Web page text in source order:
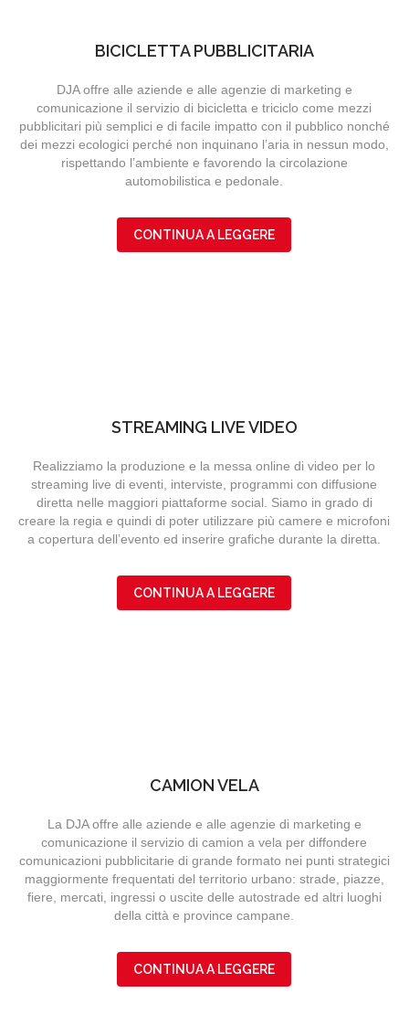
BICICLETTA PUBBLICITARIA
DJA offre alle aziende e alle agenzie di marketing e
comunicazione il servizio di bicicletta e triciclo come mezzi
pubblicitari più semplici e di facile impatto con il pubblico nonché
dei mezzi ecologici perché non inquinano l’aria in nessun modo,
rispettando l’ambiente e favorendo la circolazione
automobilistica e pedonale.
CONTINUA A LEGGERE
STREAMING LIVE VIDEO
Realizziamo la produzione e la messa online di video per lo
streaming live di eventi, interviste, programmi con diffusione
diretta nelle maggiori piattaforme social. Siamo in grado di
creare la regia e quindi di poter utilizzare più camere e microfoni
a copertura dell’evento ed inserire grafiche durante la diretta.
CONTINUA A LEGGERE
CAMION VELA
La DJA offre alle aziende e alle agenzie di marketing e
comunicazione il servizio di camion a vela per diffondere
comunicazioni pubblicitarie di grande formato nei punti strategici
maggiormente frequentati del territorio urbano: strade, piazze,
fiere, mercati, ingressi o uscite delle autostrade ed altri luoghi
della città e province campane.
CONTINUA A LEGGERE